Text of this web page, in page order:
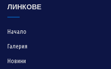
ЛИНКОВЕ
Начало
Галерия
Новини